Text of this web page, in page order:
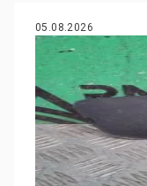
05.08.2026